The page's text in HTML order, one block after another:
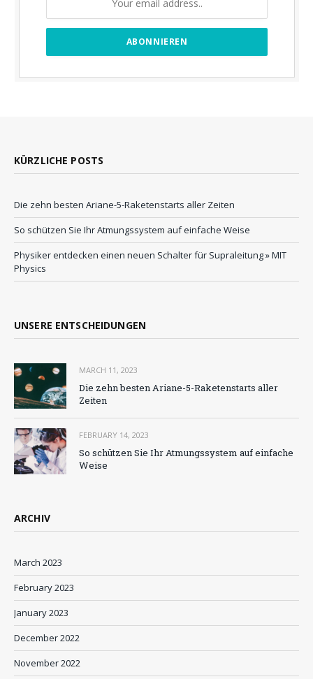
KÜRZLICHE POSTS
Die zehn besten Ariane-5-Raketenstarts aller Zeiten
So schützen Sie Ihr Atmungssystem auf einfache Weise
Physiker entdecken einen neuen Schalter für Supraleitung » MIT
Physics
UNSERE ENTSCHEIDUNGEN
MARCH 11, 2023
Die zehn besten Ariane-5-Raketenstarts aller
Zeiten
FEBRUARY 14, 2023
So schützen Sie Ihr Atmungssystem auf einfache
Weise
ARCHIV
March 2023
February 2023
January 2023
December 2022
November 2022